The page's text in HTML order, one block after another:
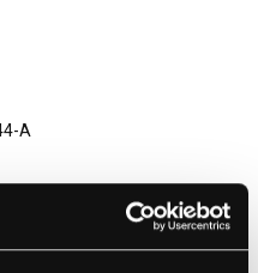
A